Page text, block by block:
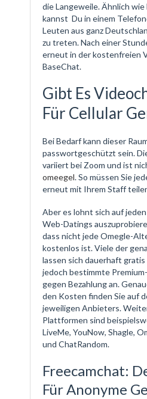
die Langeweile. Ähnlich
kannst Du in einem
Leuten aus ganz
zu treten. Nach einer
erneut in der kostenfreien
BaseChat.
Gibt Es
Für Cellular
Bei Bedarf kann dieser
passwortgeschützt sein.
variiert bei Zoom und ist
omeegel. So müssen Sie
erneut mit Ihrem Staff
Aber es lohnt sich auf jeden
Web-Datings
dass nicht jede Omegle-
kostenlos ist. Viele der
lassen sich dauerhaft
jedoch bestimmte
gegen Bezahlung an.
den Kosten finden Sie auf
jeweiligen Anbieters.
Plattformen sind
LiveMe, YouNow, Shagle,
und ChatRandom.
Freecamchat:
Für Anonyme